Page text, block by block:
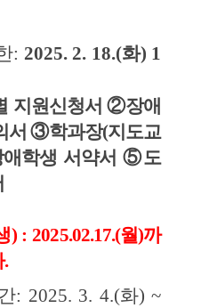
: 2025. 2. 18.(화) 1
지원신청서 ②장애
서 ③학과장(지도교
학생 서약서 ⑤도
: 2025.02.17.(월)까
: 2025. 3. 4.(화) ~